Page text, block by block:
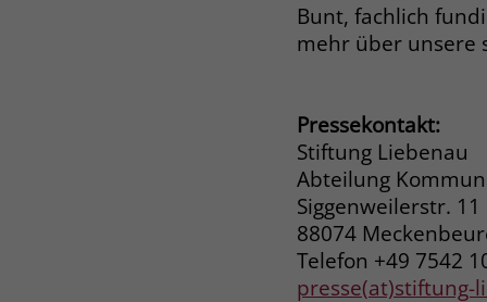
Bunt, fachlich
mehr über unsere
Pressekontakt:
Stiftung Liebenau
Abteilung
Siggenweilerstr. 11
88074
Telefon +49 7542
presse(at)stiftung-